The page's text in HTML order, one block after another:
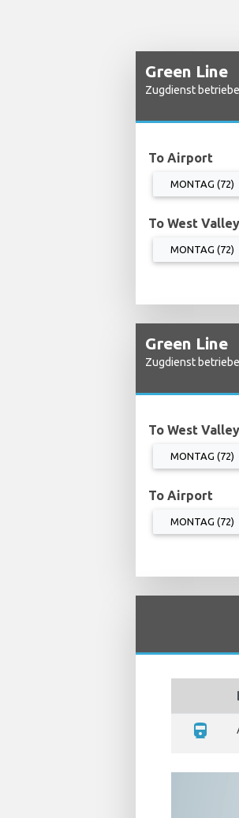
Green Line
Zugdienst
To Airport
MONTAG (72)
To West Valley
MONTAG (72)
Green Line
Zugdienst
To West Valley
MONTAG (72)
To Airport
MONTAG (72)
directions_train